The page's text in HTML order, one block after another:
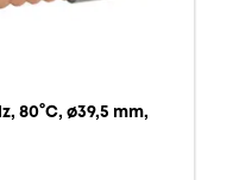
80°C, ø39,5 mm,